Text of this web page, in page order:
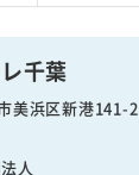
千葉
美浜区新港141-2
人